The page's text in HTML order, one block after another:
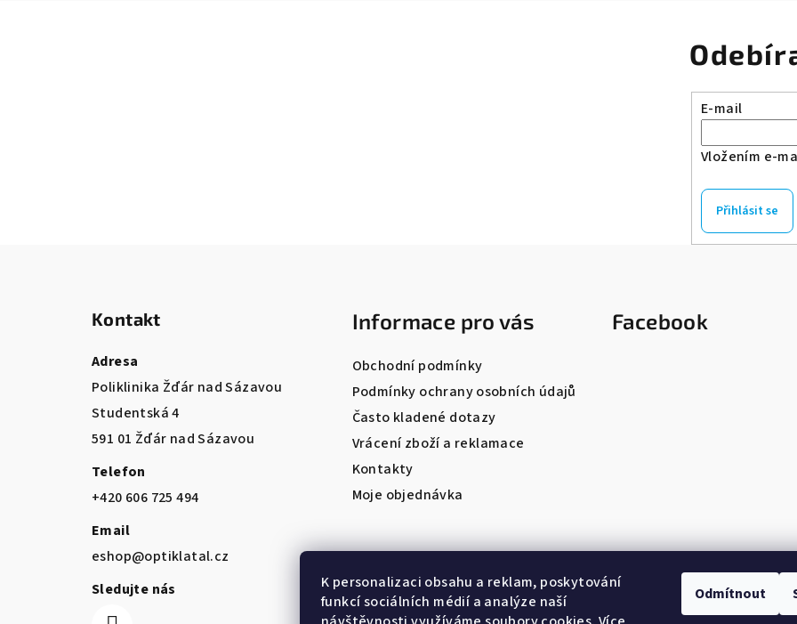
K personalizaci obsahu a reklam, poskytování
funkcí sociálních médií a analýze naší
Odmítnout
E-mail
Vložením e-
Přihlásit se
Kontakt
Adresa
Poliklinika Žďár nad Sázavou
Studentská 4
591 01 Žďár nad Sázavou
Telefon
+420 606 725 494
Email
eshop@optiklatal.cz
Sledujte nás
Informace pro vás
Obchodní podmínky
Podmínky ochrany osobních údajů
Často kladené dotazy
Vrácení zboží a reklamace
Kontakty
Moje objednávka
Facebook